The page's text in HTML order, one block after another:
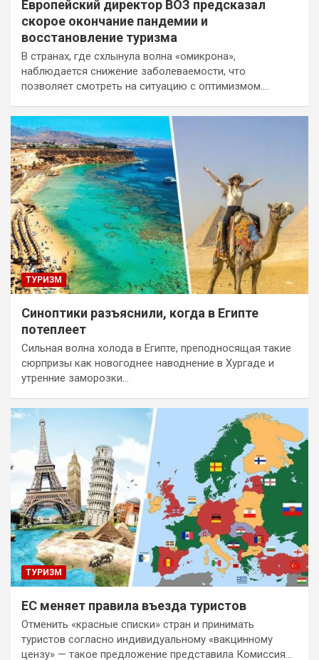
Европейский директор ВОЗ предсказал
скорое окончание пандемии и
восстановление туризма
В странах, где схлынула волна «омикрона»,
наблюдается снижение заболеваемости, что
позволяет смотреть на ситуацию с оптимизмом.…
ТУРИЗМ
Синоптики разъяснили, когда в Египте
потеплеет
Сильная волна холода в Египте, преподносящая такие
сюрпризы как новогоднее наводнение в Хургаде и
утренние заморозки…
ТУРИЗМ
ЕС меняет правила въезда туристов
Отменить «красные списки» стран и принимать
туристов согласно индивидуальному «вакцинному
цензу» — такое предложение представила Комиссия…